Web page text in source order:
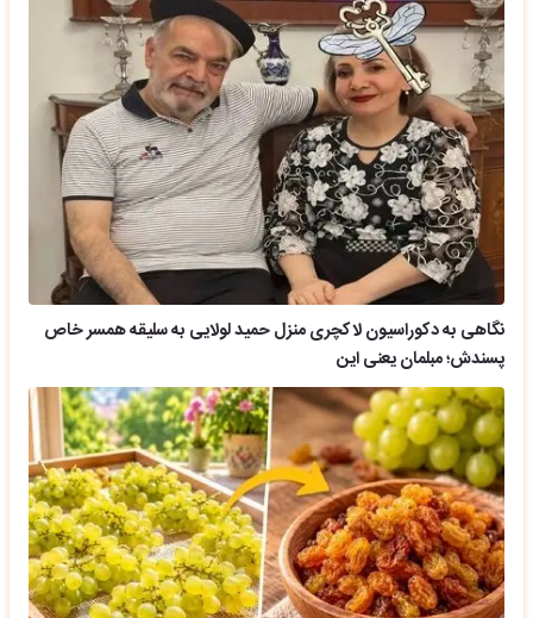
نگاهی به دکوراسیون لاکچری منزل حمید لولایی به سلیقه همسر خاص
پسندش؛ مبلمان یعنی این